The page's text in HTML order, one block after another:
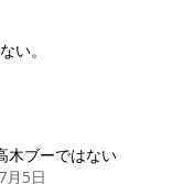
い。
木ブーではない
月5日